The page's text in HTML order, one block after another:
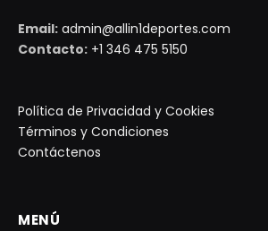
Email: admin@allin1deportes.com
Contacto: +1 346 475 5150
Política de Privacidad y Cookies
Términos y Condiciones
Contáctenos
MENÚ